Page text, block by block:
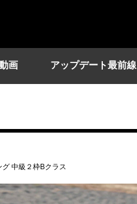
画 アップデート最前線
中級２枠Bクラス